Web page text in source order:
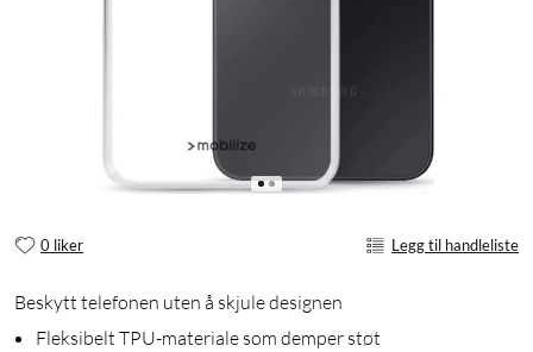
0 liker Legg til handleliste
Beskytt telefonen uten å skjule designen
Fleksibelt TPU-materiale som demper støt